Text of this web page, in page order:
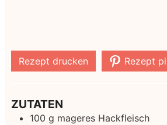
Rezept drucken Rezept
ZUTATEN
100 g mageres Hackfleisch